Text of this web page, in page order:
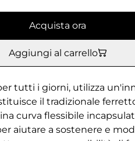
Acquista ora
Aggiungi al carrello
tutti i giorni, utilizza
il tradizionale
curva flessibile
aiutare a sostenere e